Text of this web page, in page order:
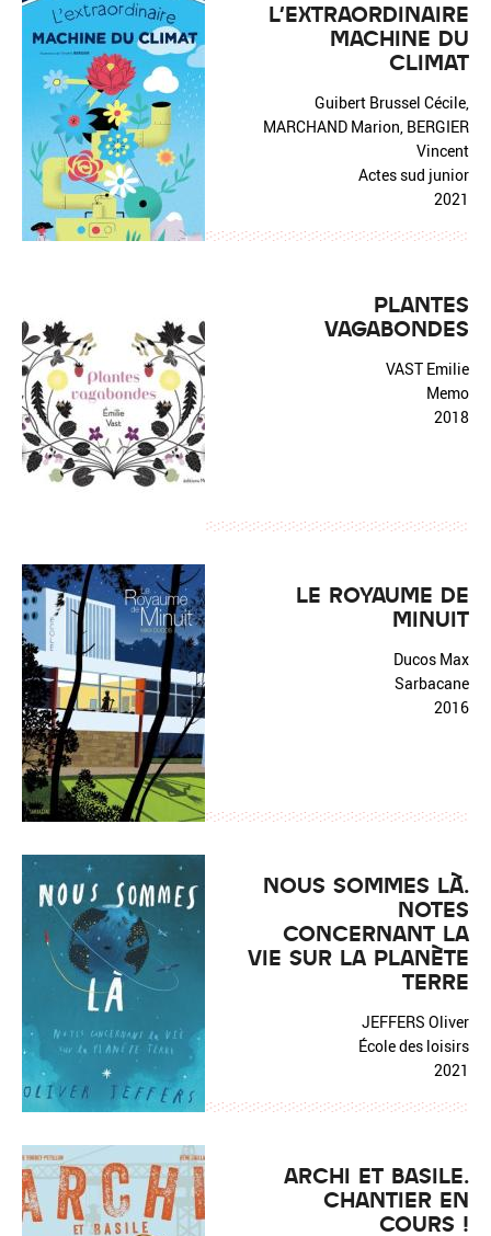
L'EXTRAORDINAIRE
MACHINE DU
CLIMAT
Guibert Brussel Cécile,
MARCHAND Marion, BERGIER
Vincent
Actes sud junior
2021
PLANTES
VAGABONDES
VAST Emilie
Memo
2018
LE ROYAUME DE
MINUIT
Ducos Max
Sarbacane
2016
NOUS SOMMES LÀ.
NOTES
CONCERNANT LA
VIE SUR LA PLANÈTE
TERRE
JEFFERS Oliver
École des loisirs
2021
ARCHI ET BASILE.
CHANTIER EN
COURS !